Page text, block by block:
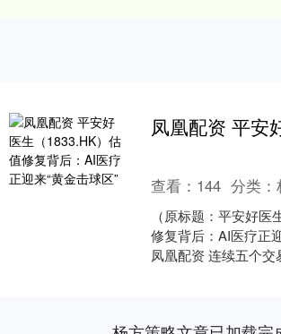
查看： 144 分类：
（原标题：平安好医
修复背后：AI医疗正
凤凰配资 连续五个